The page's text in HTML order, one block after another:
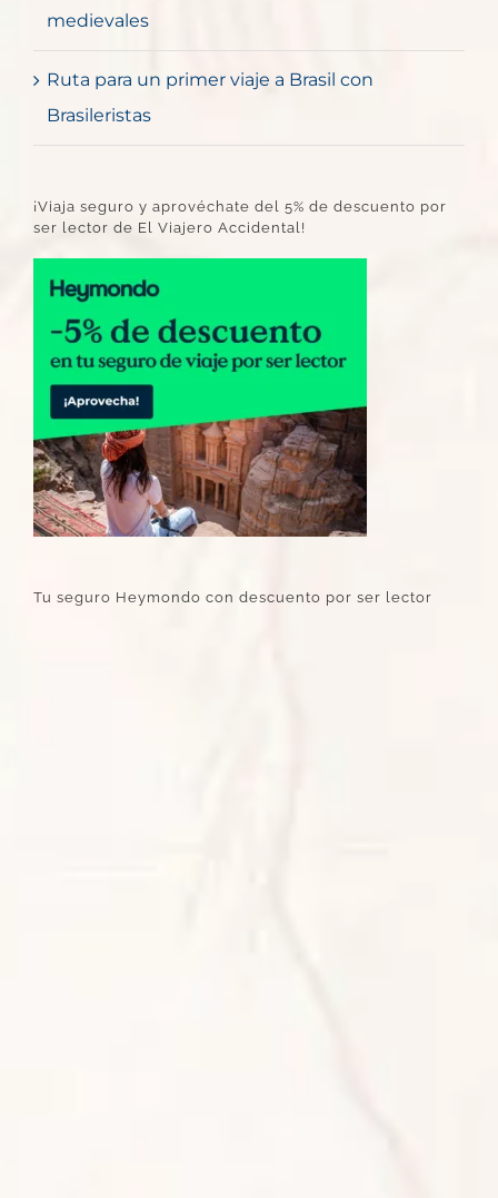
medievales
Ruta para un primer viaje a Brasil con
Brasileristas
¡Viaja seguro y aprovéchate del 5% de descuento por
ser lector de El Viajero Accidental!
Tu seguro Heymondo con descuento por ser lector